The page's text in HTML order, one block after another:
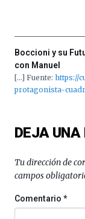
Boccioni y su
con Manuel
[…] Fuente: https://
protagonista-
DEJA UNA
Tu dirección de
campos
Comentario*